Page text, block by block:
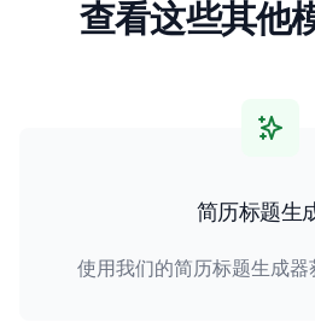
查看这些其他
简历标题生
使用我们的简历标题生成